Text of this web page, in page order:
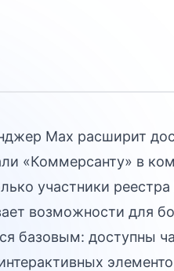
Max расширит
«Коммерсанту» в
участники
возможности для
базовым: доступны